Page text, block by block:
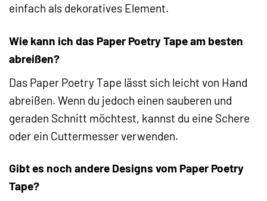
einfach als dekoratives Element.
Wie kann ich das Paper Poetry Tape am besten
abreißen?
Das Paper Poetry Tape lässt sich leicht von Hand
abreißen. Wenn du jedoch einen sauberen und
geraden Schnitt möchtest, kannst du eine Schere
oder ein Cuttermesser verwenden.
Gibt es noch andere Designs vom Paper Poetry
Tape?